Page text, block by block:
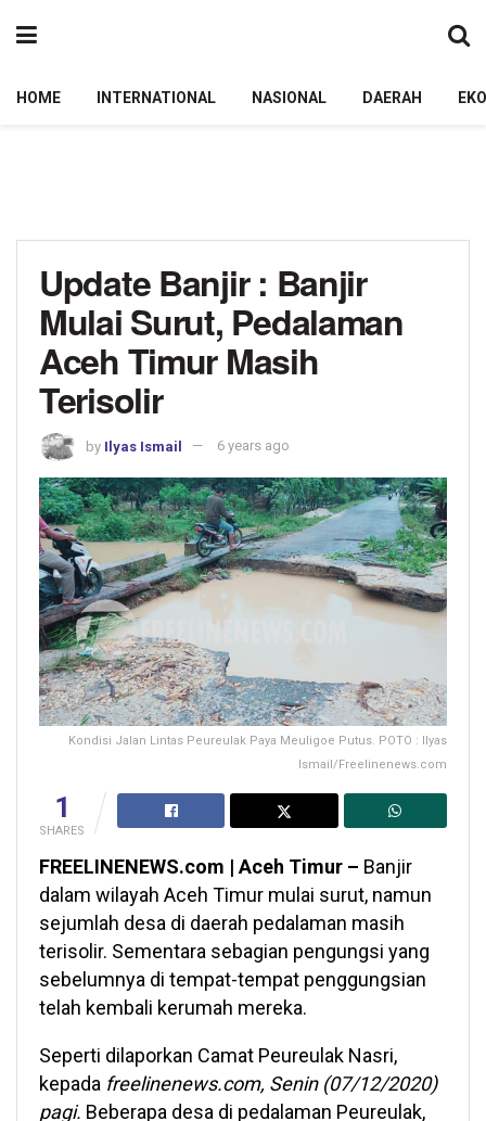
HOME INTERNATIONAL NASIONAL DAERAH
Update Banjir : Banjir
Mulai Surut, Pedalaman
Aceh Timur Masih
Terisolir
by Ilyas Ismail 6 years ago
Kondisi Jalan Lintas Peureulak Paya Meuligoe Putus. POTO : Ilyas
Ismail/Freelinenews.com
1
SHARES
FREELINENEWS.com | Aceh Timur – Banjir
dalam wilayah Aceh Timur mulai surut, namun
sejumlah desa di daerah pedalaman masih
terisolir. Sementara sebagian pengungsi yang
sebelumnya di tempat-tempat penggungsian
telah kembali kerumah mereka.
Seperti dilaporkan Camat Peureulak Nasri,
kepada freelinenews.com, Senin (07/12/2020)
pagi. Beberapa desa di pedalaman Peureulak,